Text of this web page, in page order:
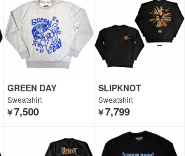
GREEN DAY
Sweatshirt
￥7,500
SLIPKNOT
Sweatshirt
￥7,799